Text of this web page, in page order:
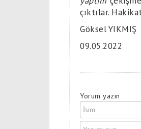
çıktılar.
Göksel YIKMIŞ
09.05.2022
Yorum yazın